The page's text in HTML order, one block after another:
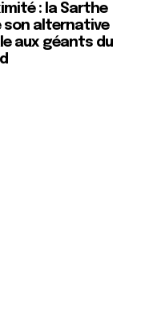
: la Sarthe
son alternative
aux géants du